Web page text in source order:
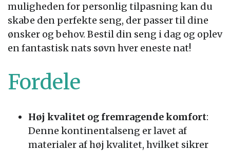
muligheden for personlig tilpasning kan du
skabe den perfekte seng, der passer til dine
ønsker og behov. Bestil din seng i dag og oplev
en fantastisk nats søvn hver eneste nat!
Fordele
Høj kvalitet og fremragende komfort:
Denne kontinentalseng er lavet af
materialer af høj kvalitet, hvilket sikrer